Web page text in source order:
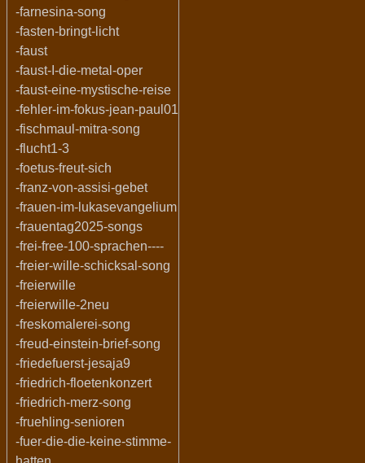
-farnesina-song
-fasten-bringt-licht
-faust
-faust-I-die-metal-oper
-faust-eine-mystische-reise
-fehler-im-fokus-jean-paul01
-fischmaul-mitra-song
-flucht1-3
-foetus-freut-sich
-franz-von-assisi-gebet
-frauen-im-lukasevangelium
-frauentag2025-songs
-frei-free-100-sprachen----
-freier-wille-schicksal-song
-freierwille
-freierwille-2neu
-freskomalerei-song
-freud-einstein-brief-song
-friedefuerst-jesaja9
-friedrich-floetenkonzert
-friedrich-merz-song
-fruehling-senioren
-fuer-die-die-keine-stimme-